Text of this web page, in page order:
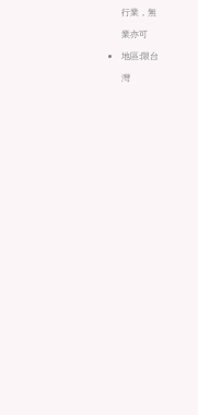
行業，無
業亦可
地區:限台
灣